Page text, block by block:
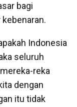
bagi
Indonesia
seluruh
reka
dengan
itu tidak